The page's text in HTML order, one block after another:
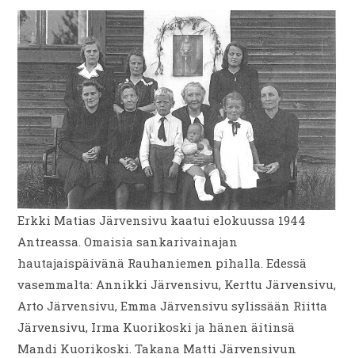
Erkki Matias Järvensivu kaatui elokuussa 1944
Antreassa. Omaisia sankarivainajan
hautajaispäivänä Rauhaniemen pihalla. Edessä
vasemmalta: Annikki Järvensivu, Kerttu Järvensivu,
Arto Järvensivu, Emma Järvensivu sylissään Riitta
Järvensivu, Irma Kuorikoski ja hänen äitinsä
Mandi Kuorikoski. Takana Matti Järvensivun